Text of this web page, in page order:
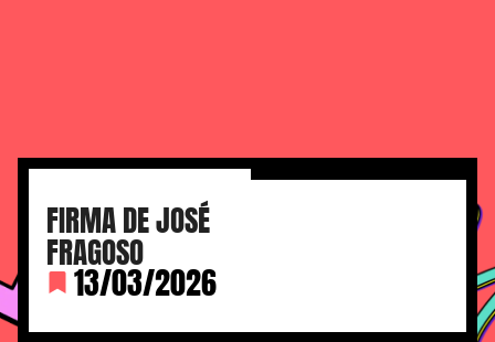
FIRMA DE JOSÉ
FRAGOSO
13/03/2026